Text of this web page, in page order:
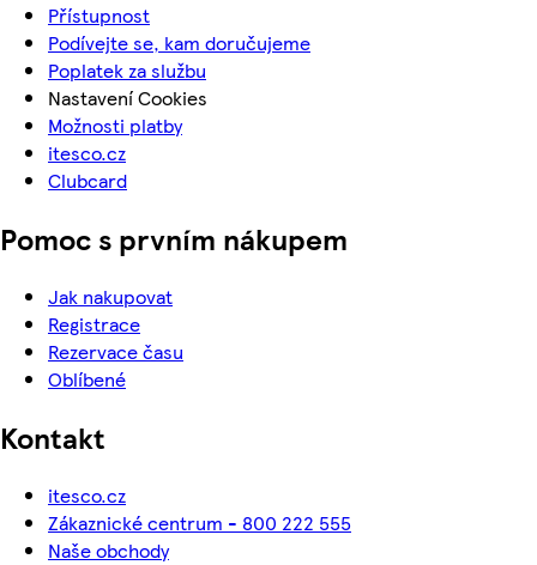
Přístupnost
Podívejte se, kam doručujeme
Poplatek za službu
Nastavení Cookies
Možnosti platby
itesco.cz
Clubcard
Pomoc s prvním nákupem
Jak nakupovat
Registrace
Rezervace času
Oblíbené
Kontakt
itesco.cz
Zákaznické centrum - 800 222 555
Naše obchody